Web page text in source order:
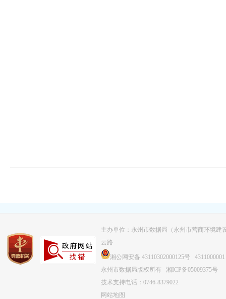
主办单位：永州市数据局（永州市营商环境
云路
湘公网安备 43110302000125号 4311000001
永州市数据局版权所有 湘ICP备05009375号
技术支持电话：0746-8379022
网站地图